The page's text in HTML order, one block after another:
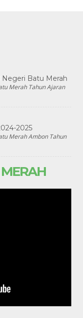
Negeri Batu Merah
Merah Tahun Ajaran
2025
Merah Ambon Tahun